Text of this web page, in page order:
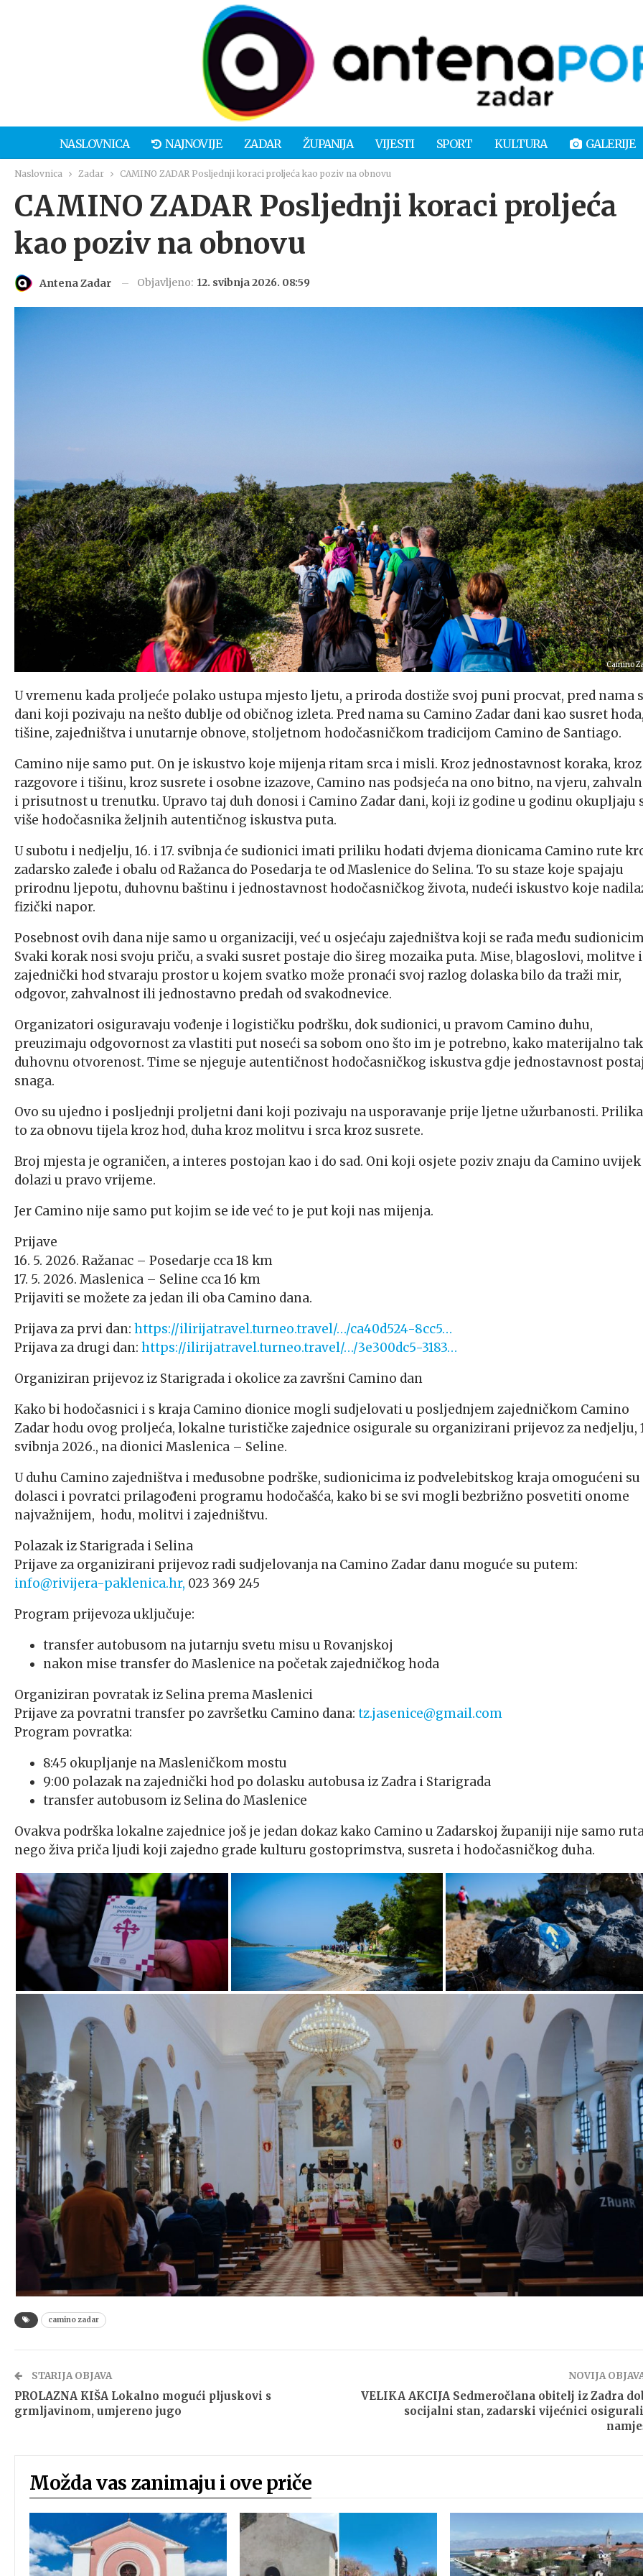
NASLOVNICA NAJNOVIJE ZADAR ŽUPANIJA VIJESTI SPORT KULTURA GALERIJE
Naslovnica Zadar CAMINO ZADAR Posljednji koraci proljeća kao poziv na obnovu
CAMINO ZADAR Posljednji koraci proljeća
kao poziv na obnovu
Antena Zadar Objavljeno: 12. svibnja 2026. 08:59
Camino
U vremenu kada proljeće polako ustupa mjesto ljetu, a priroda dostiže svoj puni procvat, pred nama
dani koji pozivaju na nešto dublje od običnog izleta. Pred nama su Camino Zadar dani kao susret
tišine, zajedništva i unutarnje obnove, stoljetnom hodočasničkom tradicijom Camino de Santiago.
Camino nije samo put. On je iskustvo koje mijenja ritam srca i misli. Kroz jednostavnost koraka, kroz
razgovore i tišinu, kroz susrete i osobne izazove, Camino nas podsjeća na ono bitno, na vjeru,
i prisutnost u trenutku. Upravo taj duh donosi i Camino Zadar dani, koji iz godine u godinu okupljaju
više hodočasnika željnih autentičnog iskustva puta.
U subotu i nedjelju, 16. i 17. svibnja će sudionici imati priliku hodati dvjema dionicama Camino rute
zadarsko zaleđe i obalu od Ražanca do Posedarja te od Maslenice do Selina. To su staze koje spajaju
prirodnu ljepotu, duhovnu baštinu i jednostavnost hodočasničkog života, nudeći iskustvo koje
fizički napor.
Posebnost ovih dana nije samo u organizaciji, već u osjećaju zajedništva koji se rađa među
Svaki korak nosi svoju priču, a svaki susret postaje dio šireg mozaika puta. Mise, blagoslovi, molitve i
zajednički hod stvaraju prostor u kojem svatko može pronaći svoj razlog dolaska bilo da traži mir,
odgovor, zahvalnost ili jednostavno predah od svakodnevice.
Organizatori osiguravaju vođenje i logističku podršku, dok sudionici, u pravom Camino duhu,
preuzimaju odgovornost za vlastiti put noseći sa sobom ono što im je potrebno, kako materijalno
duhovnu otvorenost. Time se njeguje autentičnost hodočasničkog iskustva gdje jednostavnost
snaga.
Ovo su ujedno i posljednji proljetni dani koji pozivaju na usporavanje prije ljetne užurbanosti.
to za obnovu tijela kroz hod, duha kroz molitvu i srca kroz susrete.
Broj mjesta je ograničen, a interes postojan kao i do sad. Oni koji osjete poziv znaju da Camino uvijek
dolazi u pravo vrijeme.
Jer Camino nije samo put kojim se ide već to je put koji nas mijenja.
Prijave
16. 5. 2026. Ražanac – Posedarje cca 18 km
17. 5. 2026. Maslenica – Seline cca 16 km
Prijaviti se možete za jedan ili oba Camino dana.
Prijava za prvi dan: https://ilirijatravel.turneo.travel/…/ca40d524-8cc5…
Prijava za drugi dan: https://ilirijatravel.turneo.travel/…/3e300dc5-3183…
Organiziran prijevoz iz Starigrada i okolice za završni Camino dan
Kako bi hodočasnici i s kraja Camino dionice mogli sudjelovati u posljednjem zajedničkom Camino
Zadar hodu ovog proljeća, lokalne turističke zajednice osigurale su organizirani prijevoz za nedjelju,
svibnja 2026., na dionici Maslenica – Seline.
U duhu Camino zajedništva i međusobne podrške, sudionicima iz podvelebitskog kraja omogućeni su
dolasci i povratci prilagođeni programu hodočašća, kako bi se svi mogli bezbrižno posvetiti onome
najvažnijem, hodu, molitvi i zajedništvu.
Polazak iz Starigrada i Selina
Prijave za organizirani prijevoz radi sudjelovanja na Camino Zadar danu moguće su putem:
info@rivijera-paklenica.hr, 023 369 245
Program prijevoza uključuje:
transfer autobusom na jutarnju svetu misu u Rovanjskoj
nakon mise transfer do Maslenice na početak zajedničkog hoda
Organiziran povratak iz Selina prema Maslenici
Prijave za povratni transfer po završetku Camino dana: tz.jasenice@gmail.com
Program povratka:
8:45 okupljanje na Masleničkom mostu
9:00 polazak na zajednički hod po dolasku autobusa iz Zadra i Starigrada
transfer autobusom iz Selina do Maslenice
Ovakva podrška lokalne zajednice još je jedan dokaz kako Camino u Zadarskoj županiji nije samo
nego živa priča ljudi koji zajedno grade kulturu gostoprimstva, susreta i hodočasničkog duha.
camino zadar
STARIJA OBJAVA
PROLAZNA KIŠA Lokalno mogući pljuskovi s
grmljavinom, umjereno jugo
NOVIJA
VELIKA AKCIJA Sedmeročlana obitelj iz Zadra
socijalni stan, zadarski vijećnici
Možda vas zanimaju i ove priče